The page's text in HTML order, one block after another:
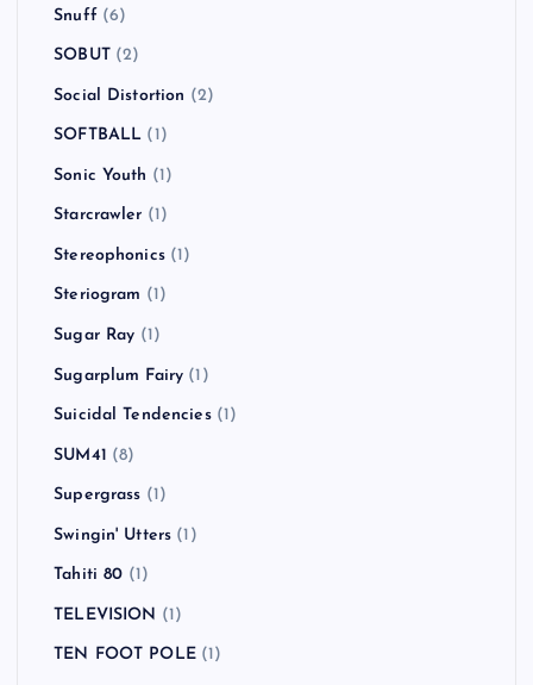
Snuff (6)
SOBUT(2)
Social Distortion (2)
SOFTBALL (1)
Sonic Youth (1)
Starcrawler (1)
Stereophonics(1)
Steriogram (1)
Sugar Ray (1)
Sugarplum Fairy (1)
Suicidal Tendencies(1)
SUM41 (8)
Supergrass (1)
Swingin' Utters (1)
Tahiti 80 (1)
TELEVISION (1)
TEN FOOT POLE(1)